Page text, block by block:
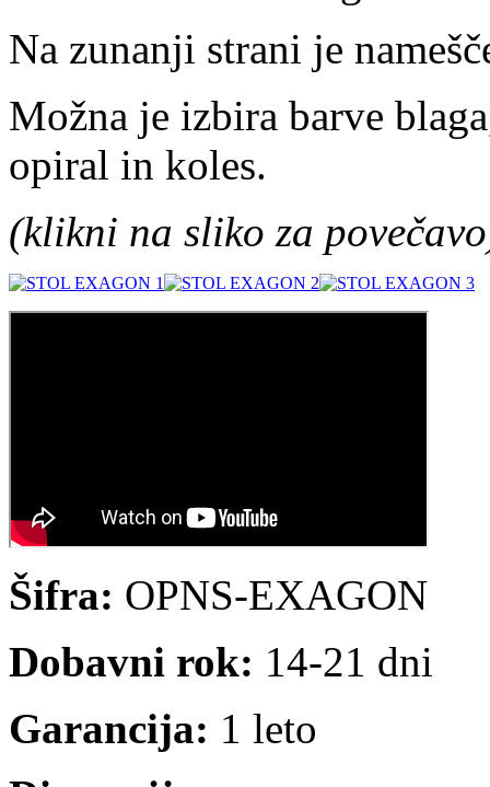
Na zunanji strani je
Možna je izbira barve
opiral in koles.
(klikni na sliko za
Šifra: OPNS-EXAGON
Dobavni rok: 14-21 dni
Garancija: 1 leto